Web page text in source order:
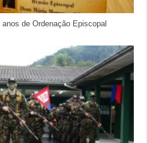
de Ordenação Episcopal